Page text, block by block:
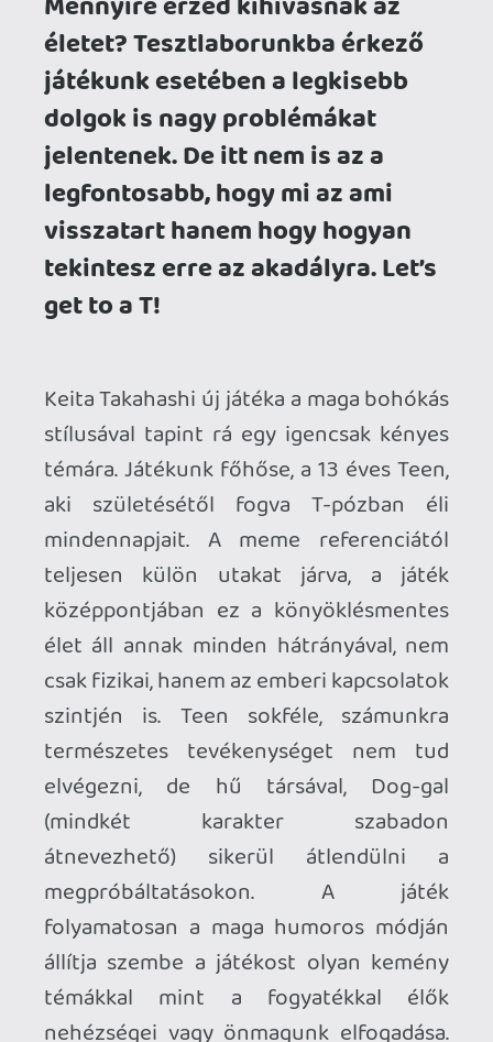
Keita Takahashi új játéka a maga bohókás
stílusával tapint rá egy igencsak kényes
témára. Játékunk főhőse, a 13 éves Teen,
aki születésétől fogva T-pózban éli
mindennapjait. A meme referenciától
teljesen külön utakat járva, a játék
középpontjában ez a könyöklésmentes
élet áll annak minden hátrányával, nem
csak fizikai, hanem az emberi kapcsolatok
szintjén is. Teen sokféle, számunkra
természetes tevékenységet nem tud
átnevezhető) sikerül átlendülni a
megpróbáltatásokon. A játék
folyamatosan a maga humoros módján
állítja szembe a játékost olyan kemény
témákkal mint a fogyatékkal élők
nehézségei vagy önmagunk elfogadása.
Érdekesség, hogy ato a T
az AbleGamers
segítségével született, talán emiatt is
ennyire hangsúlyosak a fizikai hátrányok
okozta kihívások. Érezhető, hogy a
tanácsadásuk a játék mélyebb rétegéhez
sokat hozzátett.
A játék kialakításához hozzátartozik,
hogy a *to a T** epizodikus jelleggel
mutatja be nekünk Teen történetét,